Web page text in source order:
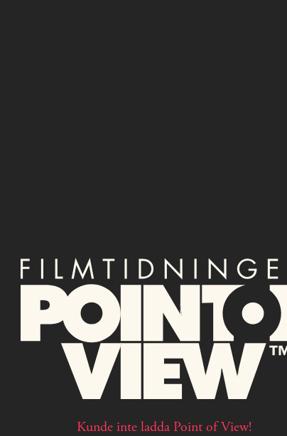
Kunde inte ladda Point of View!